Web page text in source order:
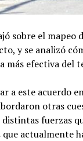
sobre el
y se analizó
más efectiva del
a este acuerdo
otras
fuerzas
que actualmente